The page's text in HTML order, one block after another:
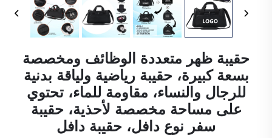
حقيبة ظهر متعددة الوظائف ومخصصة
بسعة كبيرة، حقيبة رياضية ولياقة بدنية
للرجال والنساء، مقاومة للماء، تحتوي
على مساحة مخصصة لأحذية، حقيبة
سفر نوع دافل، حقيبة دافل